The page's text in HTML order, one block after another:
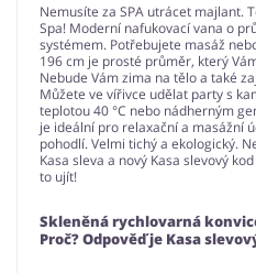
Nemusíte za SPA utrácet majlant.
Spa! Moderní nafukovací vana o
systémem. Potřebujete masáž
196 cm je prosté průměr, který
Nebude Vám zima na tělo a také
Můžete ve vířivce udělat party s
teplotou 40 °C nebo nádherným
je ideální pro relaxační a masážní
pohodlí. Velmi tichý a ekologický.
Kasa sleva a nový Kasa slevový
to ujít!
Skleněná rychlovarná
Proč? Odpověď je Kasa